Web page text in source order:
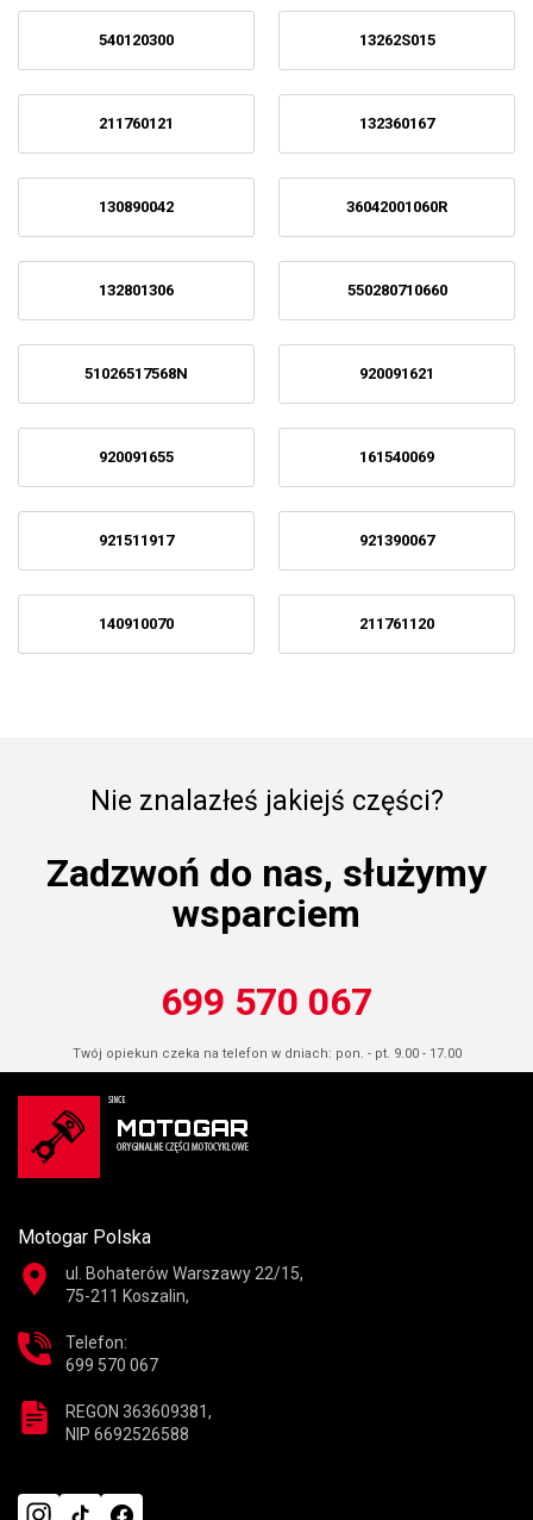
540120300 13262S015
211760121 132360167
130890042 36042001060R
132801306 550280710660
51026517568N 920091621
920091655 161540069
921511917 921390067
140910070 211761120
Nie znalazłeś jakiejś części?
Zadzwoń do nas, służymy
wsparciem
699 570 067
Twój opiekun czeka na telefon w dniach: pon. - pt. 9.00 - 17.00
Motogar Polska
ul. Bohaterów Warszawy 22/15,
75-211 Koszalin,
Telefon:
699 570 067
REGON 363609381,
NIP 6692526588